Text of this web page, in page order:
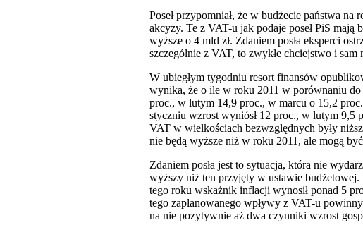
Poseł przypomniał, że w budżecie państwa
akcyzy. Te z VAT-u jak podaje poseł PiS
wyższe o 4 mld zł. Zdaniem posła eksperci
szczególnie z VAT, to zwykłe chciejstwo i
W ubiegłym tygodniu resort finansów
wynika, że o ile w roku 2011 w porównaniu do
proc., w lutym 14,9 proc., w marcu o 15,2
styczniu wzrost wyniósł 12 proc., w lutym
VAT w wielkościach bezwzględnych były
nie będą wyższe niż w roku 2011, ale mogą
Zdaniem posła jest to sytuacja, która nie
wyższy niż ten przyjęty w ustawie
tego roku wskaźnik inflacji wynosił ponad 5
tego zaplanowanego wpływy z VAT-u
na nie pozytywnie aż dwa czynniki wzrost